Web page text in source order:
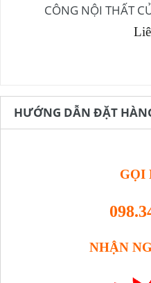
CÔNG NỘI THẤT
HƯỚNG DẪN ĐẶT
GỌI
NHẬN